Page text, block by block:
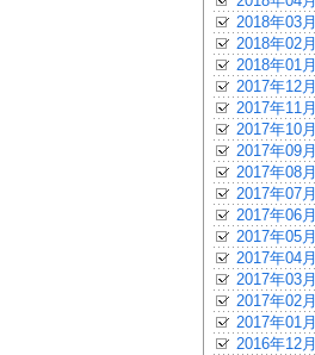
2018年03月
2018年02月
2018年01月
2017年12月
2017年11月
2017年10月
2017年09月
2017年08月
2017年07月
2017年06月
2017年05月
2017年04月
2017年03月
2017年02月
2017年01月
2016年12月